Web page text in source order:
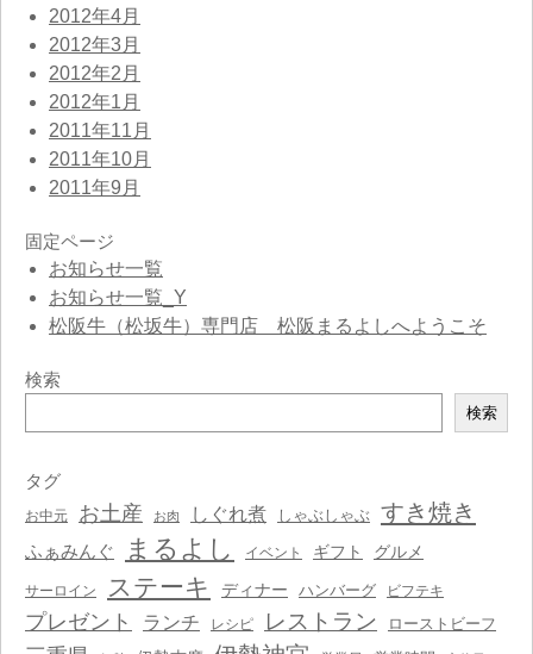
2012年4月
2012年3月
2012年2月
2012年1月
2011年11月
2011年10月
2011年9月
固定ページ
お知らせ一覧
お知らせ一覧_Y
松阪牛（松坂牛）専門店 松阪まるよしへようこそ
検索
索
検索
タグ
お中元 お土産 お肉 しぐれ煮 しゃぶしゃぶ すき焼き
ふぁみんぐ まるよし イベント ギフト グルメ
サーロイン ステーキ ディナー ハンバーグ ビフテキ
プレゼント ランチ レシピ レストラン ローストビーフ